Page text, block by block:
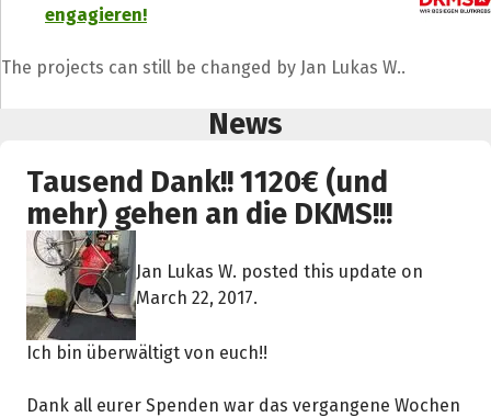
engagieren!
The projects can still be changed by Jan Lukas W..
News
Tausend Dank!! 1120€ (und
mehr) gehen an die DKMS!!!
Jan Lukas W. posted this update on
March 22, 2017.
Ich bin überwältigt von euch!!
Dank all eurer Spenden war das vergangene Wochen